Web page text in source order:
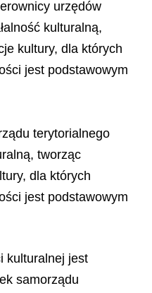
urzędów
kulturalną,
kultury, dla których
jest podstawowym
terytorialnego
tworząc
dla których
jest podstawowym
kulturalnej jest
samorządu